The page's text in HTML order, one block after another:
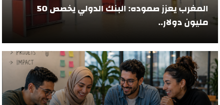
المغرب يعزز صموده: البنك الدولي يخصص 50
مليون دولار..